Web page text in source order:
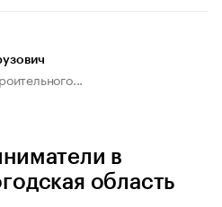
в
область